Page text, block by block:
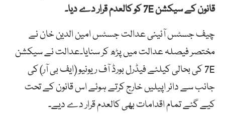
قانون کے سیکشن 7E کو کالعدم قرار دے دیا۔
چیف جسٹس آئینی عدالت جسٹس امین الدین خان نے
مختصر فیصلہ عدالت میں پڑھ کر سنایا۔عدالت نے سیکشن
7E کی بحالی کیلئے فیڈرل بورڈ آف ریونیو (ایف بی آر) کی
جانب سے دائر اپیلیں خارج کرتے ہوئے اس قانون کے تحت
کیے گئے تمام اقدامات بھی کالعدم قرار دے دیے۔